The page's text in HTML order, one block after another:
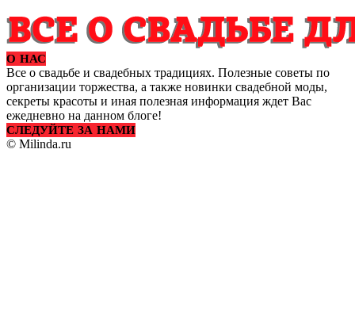
О НАС
Все о свадьбе и свадебных традициях. Полезные советы по
организации торжества, а также новинки свадебной моды,
секреты красоты и иная полезная информация ждет Вас
ежедневно на данном блоге!
СЛЕДУЙТЕ ЗА НАМИ
© Milinda.ru